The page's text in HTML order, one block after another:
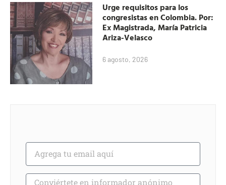
Urge requisitos para los
congresistas en Colombia. Por:
Ex Magistrada, María Patricia
Ariza-Velasco
6 agosto, 2026